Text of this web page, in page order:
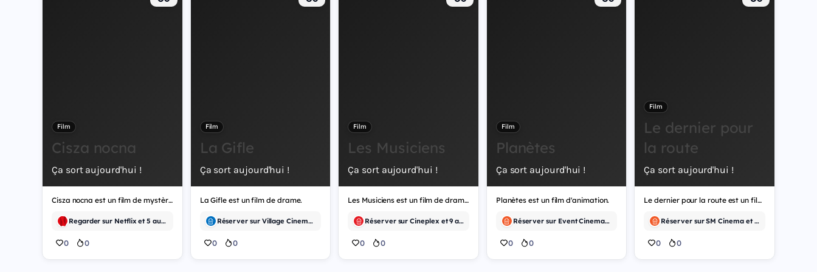
Film
Cisza nocna
Ça sort aujourd'hui !
Cisza nocna est un film de mystère.
Regarder sur Netflix et 5 autres
0 0
Film
La Gifle
Ça sort aujourd'hui !
La Gifle est un film de drame.
Réserver sur Village Cinemas et 15 autres
0 0
Film
Les Musiciens
Ça sort aujourd'hui !
Les Musiciens est un film de drame.
Réserver sur Cineplex et 9 autres
0 0
Film
Planètes
Ça sort aujourd'hui !
Planètes est un film d'animation.
Réserver sur Event Cinemas et 12 autres
0 0
Film
Le dernier pour
la route
Ça sort aujourd'hui !
Le dernier pour la route est un film de comédie.
Réserver sur SM Cinema et 12 autres
0 0